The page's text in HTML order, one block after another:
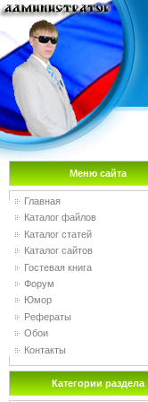
Меню сайта
Главная
Каталог файлов
Каталог статей
Каталог сайтов
Гостевая книга
Форум
Юмор
Рефераты
Обои
Контакты
Категории раздела